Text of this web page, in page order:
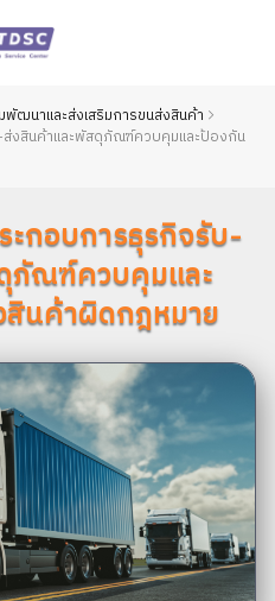
พัฒนาและส่งเสริมการขนส่งสินค้า
งสินค้าและพัสดุภัณฑ์ควบคุมและป้องกัน
ะกอบการธุรกิจรับ-
ภัณฑ์ควบคุมและ
นค้าผิดกฎหมาย